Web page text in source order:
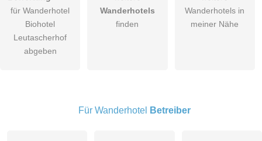
DieDatenschutzerklärunghabe ich zur Kenntnis genommen.
öffentliche Frage stellen
Wanderhotel-Eintrag zu stellen.
für Wanderhotel
Biohotel
Leutascherhof
abgeben
Wanderhotels
finden
Wanderhotels in
meiner Nähe
Für Wanderhotel Betreiber